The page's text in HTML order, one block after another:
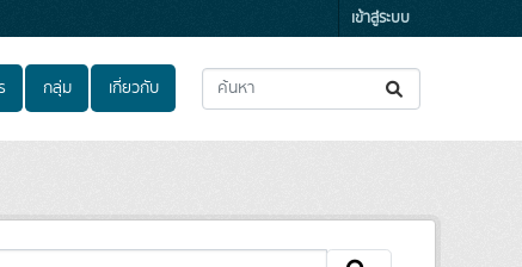
เข้าสู่ระบบ
กลุ่ม เกี่ยวกับ